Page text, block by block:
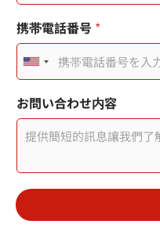
携帯電話番号 *
U
n
i
t
e
d
S
お問い合わせ内容